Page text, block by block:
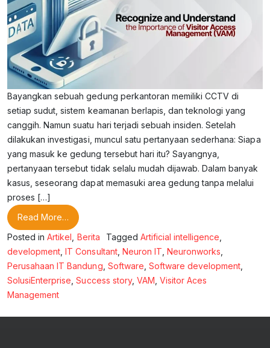
Bayangkan sebuah gedung perkantoran memiliki CCTV di
setiap sudut, sistem keamanan berlapis, dan teknologi yang
canggih. Namun suatu hari terjadi sebuah insiden. Setelah
dilakukan investigasi, muncul satu pertanyaan sederhana: Siapa
yang masuk ke gedung tersebut hari itu? Sayangnya,
pertanyaan tersebut tidak selalu mudah dijawab. Dalam banyak
kasus, seseorang dapat memasuki area gedung tanpa melalui
proses […]
Read More… from Memahami Visitor Access Management
Posted inArtikel , Berita Tagged Artificial intelligence,
development, IT Consultant, Neuron IT, Neuronworks,
Perusahaan IT Bandung, Software, Software development,
SolusiEnterprise,Success story, VAM, Visitor Aces
Management